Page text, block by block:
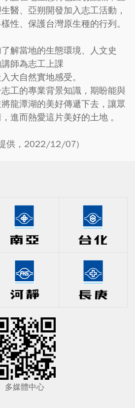
醫、亞朔開發加入志工活動，
性、保護台灣原生種的行列。
解當地的生態環境、人文史
師為志工上課
大自然實地感受。
工的專業背景知識，期盼能與
龍潭湖的美好傳遞下去，讓眾
進而熱愛這片美好的土地 。
供，2022/12/07)
多媒體中心